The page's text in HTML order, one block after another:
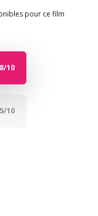
pour ce film
10
10